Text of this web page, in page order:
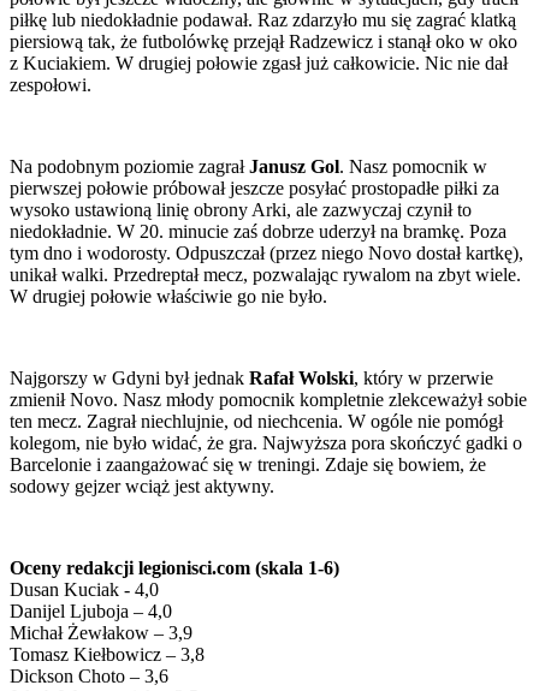
piłkę lub niedokładnie podawał. Raz zdarzyło mu się zagrać klatką
piersiową tak, że futbolówkę przejął Radzewicz i stanął oko w oko
z Kuciakiem. W drugiej połowie zgasł już całkowicie. Nic nie dał
zespołowi.
Na podobnym poziomie zagrałJanusz Gol. Nasz pomocnik w
pierwszej połowie próbował jeszcze posyłać prostopadłe piłki za
wysoko ustawioną linię obrony Arki, ale zazwyczaj czynił to
niedokładnie. W 20. minucie zaś dobrze uderzył na bramkę. Poza
tym dno i wodorosty. Odpuszczał (przez niego Novo dostał kartkę),
unikał walki. Przedreptał mecz, pozwalając rywalom na zbyt wiele.
W drugiej połowie właściwie go nie było.
Najgorszy w Gdyni był jednak Rafał Wolski, który w przerwie
zmienił Novo. Nasz młody pomocnik kompletnie zlekceważył sobie
ten mecz. Zagrał niechlujnie, od niechcenia. W ogóle nie pomógł
kolegom, nie było widać, że gra. Najwyższa pora skończyć gadki o
Barcelonie i zaangażować się w treningi. Zdaje się bowiem, że
sodowy gejzer wciąż jest aktywny.
Oceny redakcji legionisci.com (skala 1-6)
Dusan Kuciak - 4,0
Danijel Ljuboja – 4,0
Michał Żewłakow – 3,9
Tomasz Kiełbowicz – 3,8
Dickson Choto – 3,6